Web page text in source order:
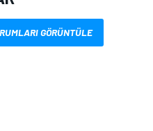
GÖRÜNTÜLE